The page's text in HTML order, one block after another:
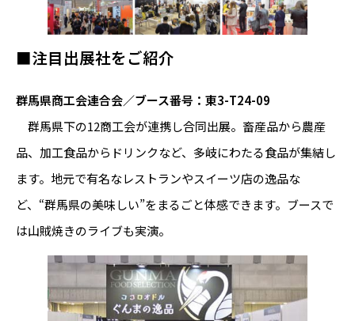
■注目出展社をご紹介
群馬県商工会連合会／ブース番号：東3-T24-09
群馬県下の12商工会が連携し合同出展。畜産品から農産
品、加工食品からドリンクなど、多岐にわたる食品が集結し
ます。地元で有名なレストランやスイーツ店の逸品な
ど、“群馬県の美味しい”をまるごと体感できます。ブースで
は山賊焼きのライブも実演。